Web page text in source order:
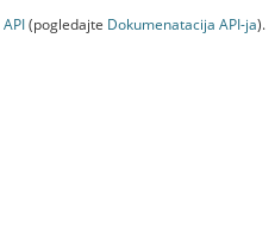
API(pogledajte Dokumenаtаcijа API-jа).